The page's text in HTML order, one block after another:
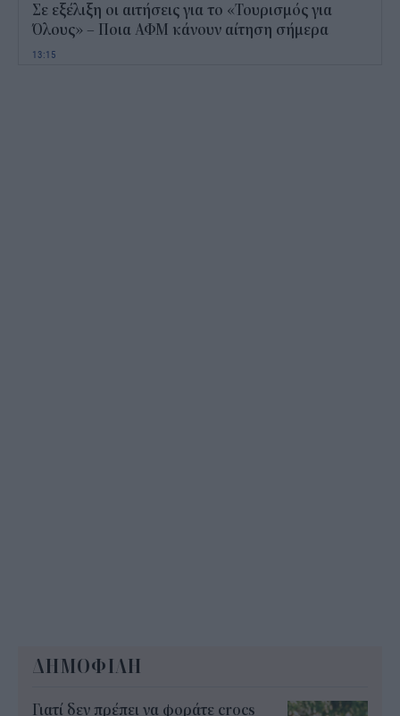
Σε εξέλιξη οι αιτήσεις για το «Τουρισμός για
Όλους» – Ποια ΑΦΜ κάνουν αίτηση σήμερα
13:15
ΔΗΜΟΦΙΛΗ
Γιατί δεν πρέπει να φοράτε crocs